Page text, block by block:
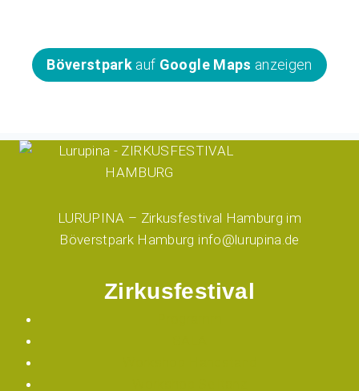
Böverstpark auf Google Maps anzeigen
LURUPINA – Zirkusfestival Hamburg im
Böverstpark Hamburg info@lurupina.de
Zirkusfestival